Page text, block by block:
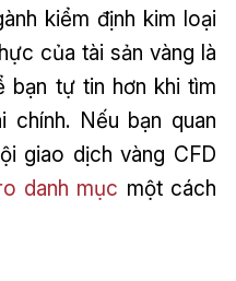
kiểm định kim loại
của tài sản vàng là
bạn tự tin hơn khi tìm
Nếu bạn quan
giao dịch vàng CFD
danh mục một cách